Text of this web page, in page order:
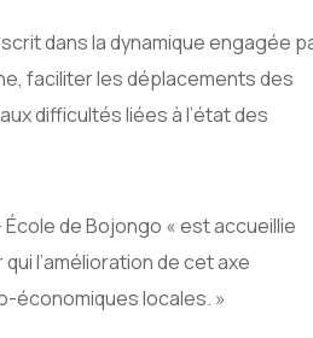
dans la dynamique engagée
faciliter les déplacements des
difficultés liées à l’état des
de Bojongo « est accueillie
l’amélioration de cet axe
économiques locales. »